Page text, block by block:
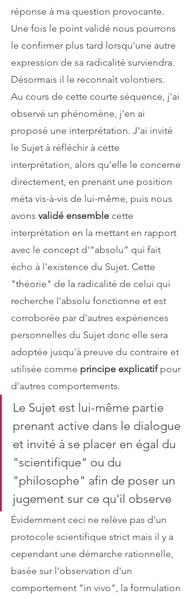
réponse à ma question provocante.
Une fois le point validé nous pourrons
le confirmer plus tard lorsqu'une autre
expression de sa radicalité surviendra.
Désormais il le reconnaît volontiers.
Au cours de cette courte séquence, j'ai
observé un phénomène, j'en ai
proposé une interprétation. J'ai invité
le Sujet à réfléchir à cette
interprétation, alors qu'elle le concerne
directement, en prenant une position
méta vis-à-vis de lui-même, puis nous
avons validé ensemble cette
interprétation en la mettant en rapport
avec le concept d'”absolu” qui fait
écho à l'existence du Sujet. Cette
"théorie" de la radicalité de celui qui
recherche l'absolu fonctionne et est
corroborée par d'autres expériences
personnelles du Sujet donc elle sera
adoptée jusqu'à preuve du contraire et
utilisée comme principe explicatif pour
d'autres comportements.
Le Sujet est lui-même partie
prenant active dans le dialogue
et invité à se placer en égal du
"scientifique" ou du
"philosophe" afin de poser un
jugement sur ce qu'il observe
Évidemment ceci ne relève pas d'un
protocole scientifique strict mais il y a
cependant une démarche rationnelle,
basée sur l'observation d'un
comportement "in vivo", la formulation